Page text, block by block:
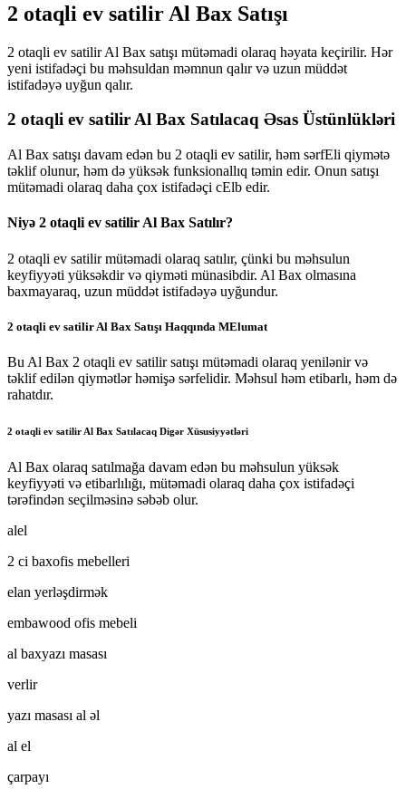
2 otaqli ev satilir Al Bax Satışı
2 otaqli ev satilir Al Bax satışı mütəmadi olaraq həyata keçirilir. Hər
yeni istifadəçi bu məhsuldan məmnun qalır və uzun müddət
istifadəyə uyğun qalır.
2 otaqli ev satilir Al Bax Satılacaq Əsas Üstünlükləri
Al Bax satışı davam edən bu 2 otaqli ev satilir, həm sərfEli qiymətə
təklif olunur, həm də yüksək funksionallıq təmin edir. Onun satışı
mütəmadi olaraq daha çox istifadəçi cElb edir.
Niyə 2 otaqli ev satilir Al Bax Satılır?
2 otaqli ev satilir mütəmadi olaraq satılır, çünki bu məhsulun
keyfiyyəti yüksəkdir və qiyməti münasibdir. Al Bax olmasına
baxmayaraq, uzun müddət istifadəyə uyğundur.
2 otaqli ev satilir Al Bax Satışı Haqqında MElumat
Bu Al Bax 2 otaqli ev satilir satışı mütəmadi olaraq yenilənir və
təklif edilən qiymətlər həmişə sərfelidir. Məhsul həm etibarlı, həm də
rahatdır.
2 otaqli ev satilir Al Bax Satılacaq Digər Xüsusiyyətləri
Al Bax olaraq satılmağa davam edən bu məhsulun yüksək
keyfiyyəti və etibarlılığı, mütəmadi olaraq daha çox istifadəçi
tərəfindən seçilməsinə səbəb olur.
alel
2 ci baxofis mebelleri
elan yerləşdirmək
embawood ofis mebeli
al baxyazı masası
verlir
yazı masası al əl
al el
çarpayı